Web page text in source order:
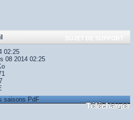
SUJET DE SUPPORT
02:25
08 2014 02:25
Télécharger
saisons PdF